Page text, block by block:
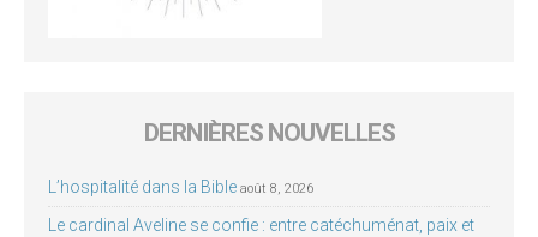
DERNIÈRES NOUVELLES
L’hospitalité dans la Bible août 8, 2026
Le cardinal Aveline se confie : entre catéchuménat, paix et